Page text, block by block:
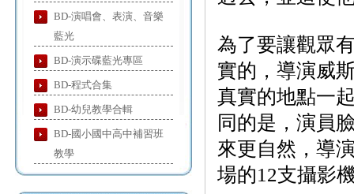
BD-演唱會、表演、音樂
藍光
BD-演示碟藍光專區
BD-程式合集
BD-幼兒教學合輯
BD-國小國中高中補習班
教學
為了要讓觀眾
實的，導演威
真實的地點一
同的是，演員
來更自然，導
場的12支攝影